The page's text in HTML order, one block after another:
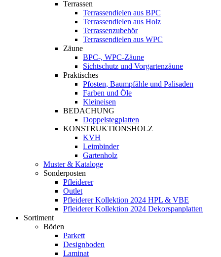
Terrassen
Terrassendielen aus BPC
Terrassendielen aus Holz
Terrassenzubehör
Terrassendielen aus WPC
Zäune
BPC-, WPC-Zäune
Sichtschutz und Vorgartenzäune
Praktisches
Pfosten, Baumpfähle und Palisaden
Farben und Öle
Kleineisen
BEDACHUNG
Doppelstegplatten
KONSTRUKTIONSHOLZ
KVH
Leimbinder
Gartenholz
Muster & Kataloge
Sonderposten
Pfleiderer
Outlet
Pfleiderer Kollektion 2024 HPL & VBE
Pfleiderer Kollektion 2024 Dekorspanplatten
Sortiment
Böden
Parkett
Designboden
Laminat